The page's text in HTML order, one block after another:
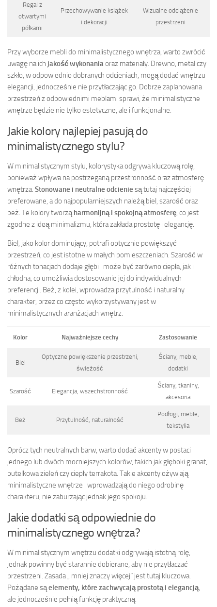
Regal z
otwartymi
półkami
Przechowywanie książek
i dekoracji
Wizualne odciążenie
przestrzeni
Przy wyborze mebli do minimalistycznego wnętrza, warto zwrócić
uwagę na ich jakość wykonaniaoraz materiały. Drewno, metal czy
szkło, w odpowiednio dobranych odcieniach, mogą dodać wnętrzu
elegancji, jednocześnie nie przytłaczając go. Dobrze zaplanowana
przestrzeń z odpowiednimi meblami sprawi, że minimalistyczne
wnętrze będzie nie tylko estetyczne, ale i funkcjonalne.
Jakie kolory najlepiej pasują do
minimalistycznego stylu?
W minimalistycznym stylu, kolorystyka odgrywa kluczową rolę,
ponieważ wpływa na postrzeganą przestronność oraz atmosferę
wnętrza. Stonowane i neutralne odcienie są tutaj najczęściej
preferowane, a do najpopularniejszych należą biel, szarość oraz
beż. Te kolory tworzą harmonijną i spokojną atmosferę, co jest
zgodne z ideą minimalizmu, która zakłada prostotę i elegancję.
Biel, jako kolor dominujący, potrafi optycznie powiększyć
przestrzeń, co jest istotne w małych pomieszczeniach. Szarość w
różnych tonacjach dodaje głębi i może być zarówno ciepła, jak i
chłodna, co umożliwia dostosowanie jej do indywidualnych
preferencji. Beż, z kolei, wprowadza przytulność i naturalny
charakter, przez co często wykorzystywany jest w
minimalistycznych aranżacjach wnętrz.
Kolor Najważniejsze cechy Zastosowanie
Biel
Optyczne powiększenie przestrzeni,
świeżość
Ściany, meble,
dodatki
Szarość Elegancja, wszechstronność
Ściany, tkaniny,
akcesoria
Beż Przytulność, naturalność
Podłogi, meble,
tekstylia
Oprócz tych neutralnych barw, warto dodać akcenty w postaci
jednego lub dwóch mocniejszych kolorów, takich jak głęboki granat,
butelkowa zieleń czy ciepły terrakota. Takie akcenty ożywiają
minimalistyczne wnętrze i wprowadzają do niego odrobinę
charakteru, nie zaburzając jednak jego spokoju.
Jakie dodatki są odpowiednie do
minimalistycznego wnętrza?
W minimalistycznym wnętrzu dodatki odgrywają istotną rolę,
jednak powinny być starannie dobierane, aby nie przytłaczać
przestrzeni. Zasada „ mniej znaczy więcej” jest tutaj kluczowa.
Pożądane sąelementy, które zachwycają prostotą i elegancją,
ale jednocześnie pełnią funkcję praktyczną.